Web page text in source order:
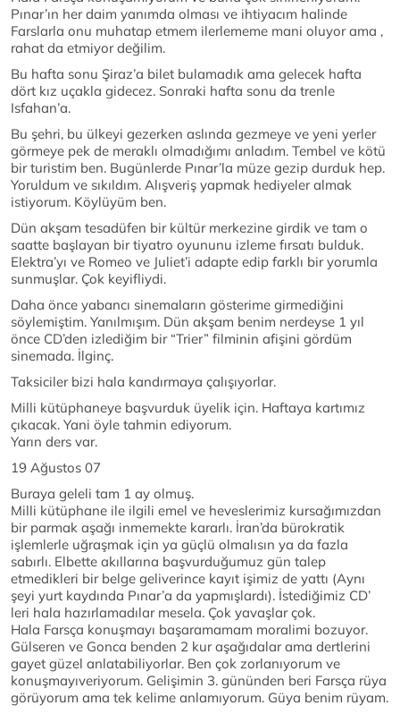
Pınar’ın her daim yanımda olması ve ihtiyacım halinde
Farslarla onu muhatap etmem ilerlememe mani oluyor ama ,
rahat da etmiyor değilim.
Bu hafta sonu Şiraz’a bilet bulamadık ama gelecek hafta
dört kız uçakla gidecez. Sonraki hafta sonu da trenle
Isfahan’a.
Bu şehri, bu ülkeyi gezerken aslında gezmeye ve yeni yerler
görmeye pek de meraklı olmadığımı anladım. Tembel ve kötü
bir turistim ben. Bugünlerde Pınar’la müze gezip durduk hep.
Yoruldum ve sıkıldım. Alışveriş yapmak hediyeler almak
istiyorum. Köylüyüm ben.
Dün akşam tesadüfen bir kültür merkezine girdik ve tam o
saatte başlayan bir tiyatro oyununu izleme fırsatı bulduk.
Elektra’yı ve Romeo ve Juliet’i adapte edip farklı bir yorumla
sunmuşlar. Çok keyifliydi.
Daha önce yabancı sinemaların gösterime girmediğini
söylemiştim. Yanılmışım. Dün akşam benim nerdeyse 1 yıl
önce CD’den izlediğim bir “Trier” filminin afişini gördüm
sinemada. İlginç.
Taksiciler bizi hala kandırmaya çalışıyorlar.
Milli kütüphaneye başvurduk üyelik için. Haftaya kartımız
çıkacak. Yani öyle tahmin ediyorum.
Yarın ders var.
19 Ağustos 07
Buraya geleli tam 1 ay olmuş.
Milli kütüphane ile ilgili emel ve heveslerimiz kursağımızdan
bir parmak aşağı inmemekte kararlı. İran’da bürokratik
işlemlerle uğraşmak için ya güçlü olmalısın ya da fazla
sabırlı. Elbette akıllarına başvurduğumuz gün talep
etmedikleri bir belge geliverince kayıt işimiz de yattı (Aynı
şeyi yurt kaydında Pınar’a da yapmışlardı). İstediğimiz CD’
leri hala hazırlamadılar mesela. Çok yavaşlar çok.
Hala Farsça konuşmayı başaramamam moralimi bozuyor.
Gülseren ve Gonca benden 2 kur aşağıdalar ama dertlerini
gayet güzel anlatabiliyorlar. Ben çok zorlanıyorum ve
konuşmayıveriyorum. Gelişimin 3. gününden beri Farsça rüya
görüyorum ama tek kelime anlamıyorum. Güya benim rüyam.